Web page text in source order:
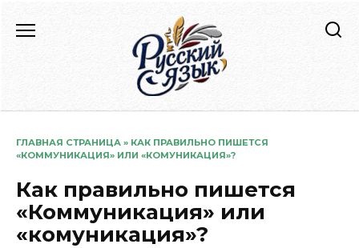
содержанию
ГЛАВНАЯ СТРАНИЦА » КАК ПРАВИЛЬНО ПИШЕТСЯ
«КОММУНИКАЦИЯ» ИЛИ «КОМУНИКАЦИЯ»?
Как правильно пишется
«Коммуникация» или
«комуникация»?